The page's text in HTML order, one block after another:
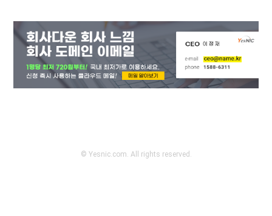
© Yesnic.com. All rights reserved.